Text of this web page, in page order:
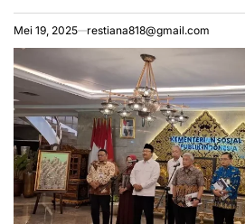
Mei 19, 2025 restiana818@gmail.com